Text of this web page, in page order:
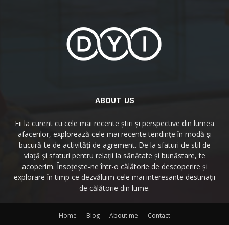
ABOUT US
Fii la curent cu cele mai recente știri și perspective din lumea
afacerilor, explorează cele mai recente tendințe în modă și
bucură-te de activități de agrement. De la sfaturi de stil de
viață și sfaturi pentru relații la sănătate și bunăstare, te
acoperim. Însoțește-ne într-o călătorie de descoperire și
explorare în timp ce dezvăluim cele mai interesante destinații
de călătorie din lume.
Home Blog About me Contact